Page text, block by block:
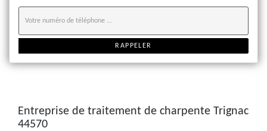
Entreprise de traitement de charpente Trignac
44570